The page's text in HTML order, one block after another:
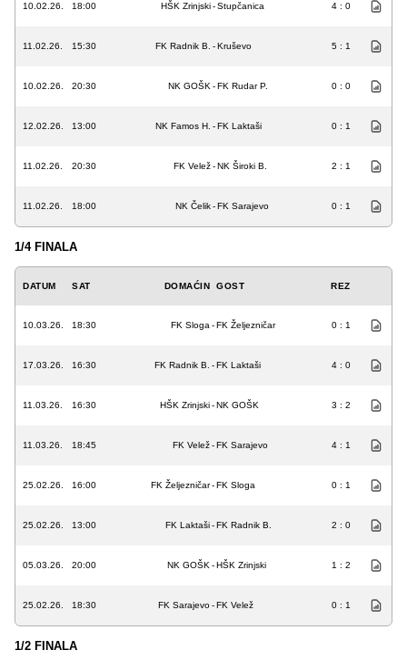
10.02.26. 18:00 HŠK Zrinjski-Stupčanica 4 : 0
11.02.26. 15:30 FK Radnik B. -Kruševo 5 : 1
10.02.26. 20:30 NK GOŠK -FK Rudar P. 0 : 0
12.02.26. 13:00 NK Famos H. -FK Laktaši 0 : 1
11.02.26. 20:30 FK Velež-NK Široki B. 2 : 1
11.02.26. 18:00 NK Čelik-FK Sarajevo 0 : 1
1/4 FINALA
DATUM SAT DOMAĆIN GOST REZ
10.03.26. 18:30 FK Sloga -FK Željezničar 0 : 1
17.03.26. 16:30 FK Radnik B. -FK Laktaši 4 : 0
11.03.26. 16:30 HŠK Zrinjski-NK GOŠK 3 : 2
11.03.26. 18:45 FK Velež-FK Sarajevo 4 : 1
25.02.26. 16:00 FK Željezničar-FK Sloga 0 : 1
25.02.26. 13:00 FK Laktaši-FK Radnik B. 2 : 0
05.03.26. 20:00 NK GOŠK -HŠK Zrinjski 1 : 2
25.02.26. 18:30 FK Sarajevo-FK Velež 0 : 1
1/2 FINALA